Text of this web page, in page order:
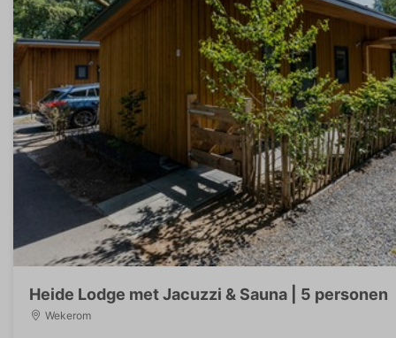
Heide Lodge met Jacuzzi & Sauna | 5 personen
Wekerom